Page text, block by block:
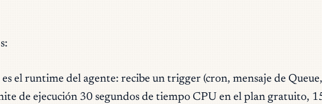
el runtime del agente: recibe un trigger (cron, mensaje de
de ejecución 30 segundos de tiempo CPU en el plan gratuito,